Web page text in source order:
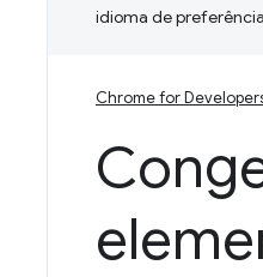
idioma de
Chrome for